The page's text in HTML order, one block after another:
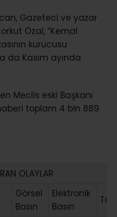
Gazeteci ve yazar
Özal, “Kemal
kurucusu
da Kasım ayında
Meclis eski Başkanı
toplam 4 bin 889
OLAYLAR
Görsel
Basın
Elektronik
Basın